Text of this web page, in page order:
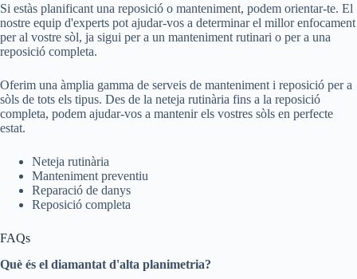
Si estàs planificant una reposició o manteniment, podem orientar-te. El
nostre equip d'experts pot ajudar-vos a determinar el millor enfocament
per al vostre sòl, ja sigui per a un manteniment rutinari o per a una
reposició completa.
Oferim una àmplia gamma de serveis de manteniment i reposició per a
sòls de tots els tipus. Des de la neteja rutinària fins a la reposició
completa, podem ajudar-vos a mantenir els vostres sòls en perfecte
estat.
Neteja rutinària
Manteniment preventiu
Reparació de danys
Reposició completa
FAQs
Què és el diamantat d'alta planimetria?